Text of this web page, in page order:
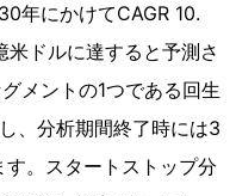
年にかけてCAGR 10.
ドルに達すると予測さ
メントの1つである回生
、分析期間終了時には3
。スタートストップ分